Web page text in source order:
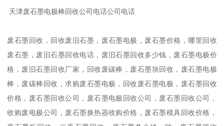
天津废石墨电极棒回收公司电话公司电话
废石墨回收，回收废旧石墨，废石墨电极，废石墨价格，哪里回收
废石墨，废旧石墨回收电话，废旧石墨回收多少钱，废石墨电极价
格，废旧石墨回收厂家，回收废碳棒，废石墨块回收，废石墨电极
棒，废碳棒回收，求购废石墨电极，回收废石墨电极，废石墨回收
价格，废石墨回收公司，废石墨电极回收公司，废石墨回收公司，
收购废电极公司，废石墨换热器收购价格，废石墨模具回收价格，